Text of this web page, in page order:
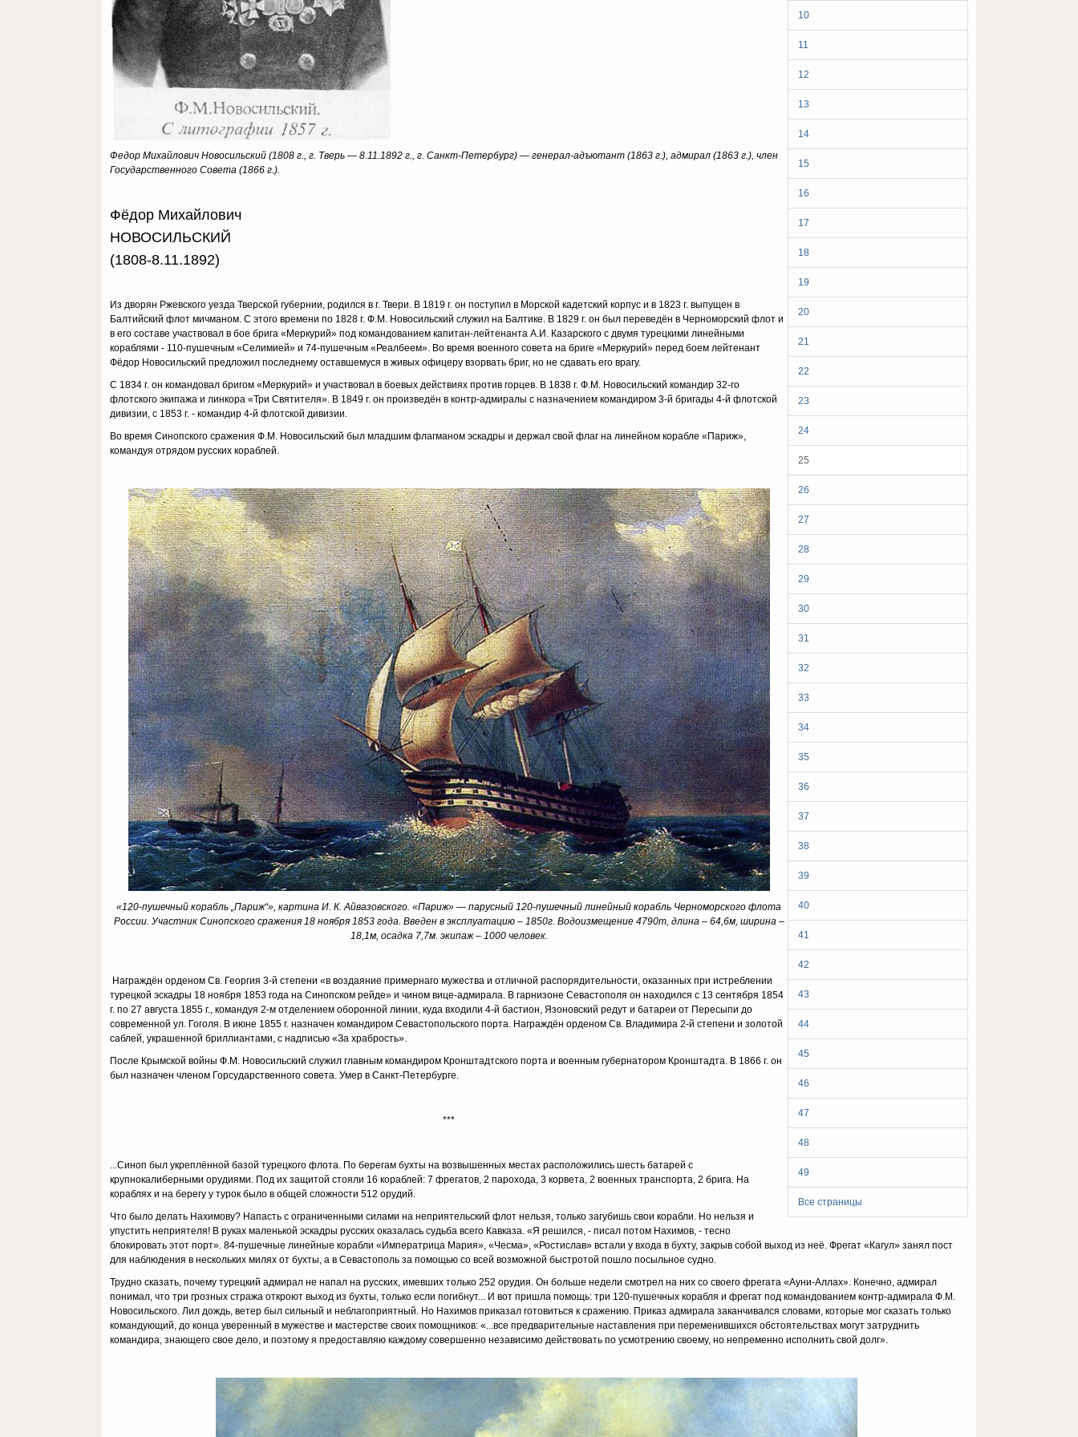
10
11
12
13
14
15
16
17
18
19
20
21
22
23
24
25
26
27
28
29
30
31
32
33
34
35
36
37
38
39
40
41
42
43
44
45
46
47
48
49
Все страницы
Федор Михайлович Новосильский (1808 г., г. Тверь — 8.11.1892 г., г. Санкт-Петербург) — генерал-адъютант (1863 г.), адмирал (1863 г.), член
Государственного Совета (1866 г.).
Фёдор Михайлович
НОВОСИЛЬСКИЙ
(1808-8.11.1892)
Из дворян Ржевского уезда Тверской губернии, родился в г. Твери. В 1819 г. он поступил в Морской кадетский корпус и в 1823 г. выпущен в
Балтийский флот мичманом. С этого времени по 1828 г. Ф.М. Новосильский служил на Балтике. В 1829 г. он был переведён в Черноморский флот и
в его составе участвовал в бое брига «Меркурий» под командованием капитан-лейтенанта А.И. Казарского с двумя турецкими линейными
кораблями - 110-пушечным «Селимией» и 74-пушечным «Реалбеем». Во время военного совета на бриге «Меркурий» перед боем лейтенант
Фёдор Новосильский предложил последнему оставшемуся в живых офицеру взорвать бриг, но не сдавать его врагу.
С 1834 г. он командовал бригом «Меркурий» и участвовал в боевых действиях против горцев. В 1838 г. Ф.М. Новосильский командир 32-го
флотского экипажа и линкора «Три Святителя». В 1849 г. он произведён в контр-адмиралы с назначением командиром 3-й бригады 4-й флотской
дивизии, с 1853 г. - командир 4-й флотской дивизии.
Во время Синопского сражения Ф.М. Новосильский был младшим флагманом эскадры и держал свой флаг на линейном корабле «Париж»,
командуя отрядом русских кораблей.
«120-пушечный корабль „Париж“», картина И. К. Айвазовского. «Париж» — парусный 120-пушечный линейный корабль Черноморского флота
России. Участник Синопского сражения 18 ноября 1853 года. Введен в эксплуатацию – 1850г. Водоизмещение 4790т, длина – 64,6м, ширина –
18,1м, осадка 7,7м. экипаж – 1000 человек.
Награждён орденом Св. Георгия 3-й степени «в воздаяние примернаго мужества и отличной распорядительности, оказанных при истреблении
турецкой эскадры 18 ноября 1853 года на Синопском рейде» и чином вице-адмирала. В гарнизоне Севастополя он находился с 13 сентября 1854
г. по 27 августа 1855 г., командуя 2-м отделением оборонной линии, куда входили 4-й бастион, Язоновский редут и батареи от Пересыпи до
современной ул. Гоголя. В июне 1855 г. назначен командиром Севастопольского порта. Награждён орденом Св. Владимира 2-й степени и золотой
саблей, украшенной бриллиантами, с надписью «За храбрость».
После Крымской войны Ф.М. Новосильский служил главным командиром Кронштадтского порта и военным губернатором Кронштадта. В 1866 г. он
был назначен членом Горсударственного совета. Умер в Санкт-Петербурге.
***
...Синоп был укреплённой базой турецкого флота. По берегам бухты на возвышенных местах расположились шесть батарей с
крупнокалиберными орудиями. Под их защитой стояли 16 кораблей: 7 фрегатов, 2 парохода, 3 корвета, 2 военных транспорта, 2 брига. На
кораблях и на берегу у турок было в общей сложности 512 орудий.
Что было делать Нахимову? Напасть с ограниченными силами на неприятельский флот нельзя, только загубишь свои корабли. Но нельзя и
упустить неприятеля! В руках маленькой эскадры русских оказалась судьба всего Кавказа. «Я решился, - писал потом Нахимов, - тесно
блокировать этот порт». 84-пушечные линейные корабли «Императрица Мария», «Чесма», «Ростислав» встали у входа в бухту, закрыв собой выход из неё. Фрегат «Кагул» занял пост
для наблюдения в нескольких милях от бухты, а в Севастополь за помощью со всей возможной быстротой пошло посыльное судно.
Трудно сказать, почему турецкий адмирал не напал на русских, имевших только 252 орудия. Он больше недели смотрел на них со своего фрегата «Ауни-Аллах». Конечно, адмирал
понимал, что три грозных стража откроют выход из бухты, только если погибнут... И вот пришла помощь: три 120-пушечных корабля и фрегат под командованием контр-адмирала Ф.М.
Новосильского. Лил дождь, ветер был сильный и неблагоприятный. Но Нахимов приказал готовиться к сражению. Приказ адмирала заканчивался словами, которые мог сказать только
командующий, до конца уверенный в мужестве и мастерстве своих помощников: «...все предварительные наставления при переменившихся обстоятельствах могут затруднить
командира, знающего свое дело, и поэтому я предоставляю каждому совершенно независимо действовать по усмотрению своему, но непременно исполнить свой долг».